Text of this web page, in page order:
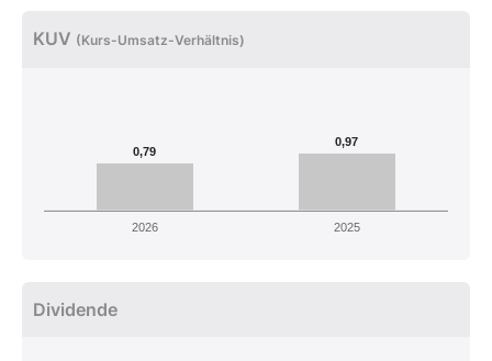
KUV (Kurs-Umsatz-Verhältnis)
0,79
0,97
2026 2025
Dividende